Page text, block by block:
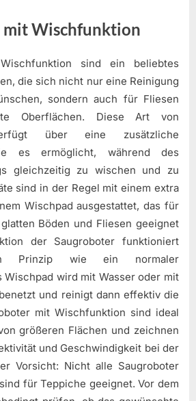
mit Wischfunktion
sind ein beliebtes
die sich nicht nur eine Reinigung
sondern auch für Fliesen
Oberflächen. Diese Art von
über eine zusätzliche
es ermöglicht, während des
gleichzeitig zu wischen und zu
sind in der Regel mit einem extra
Wischpad ausgestattet, das für
Böden und Fliesen geeignet
der Saugroboter funktioniert
Prinzip wie ein normaler
Wischpad wird mit Wasser oder mit
und reinigt dann effektiv die
mit Wischfunktion sind ideal
größeren Flächen und zeichnen
und Geschwindigkeit bei der
Vorsicht: Nicht alle Saugroboter
für Teppiche geeignet. Vor dem